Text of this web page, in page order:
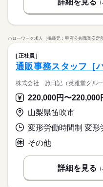
詳細を見る
ハローワーク求人（掲載元：甲府公共職業安定所
正社員
通販事務スタッフ［
株式会社 旅日記（英雅堂グルー
山梨県笛吹市
その他
詳細を見る